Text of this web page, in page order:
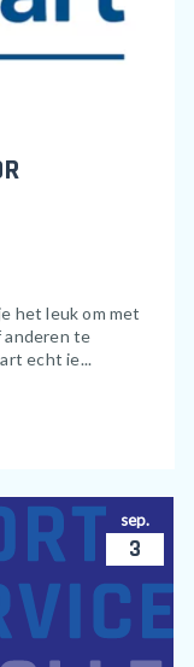
het leuk om met
anderen te
echt ie...
sep.
3